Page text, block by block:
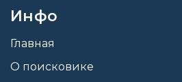
Инфо
Главная
О поисковике